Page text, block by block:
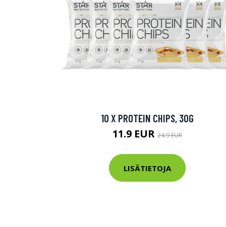
10 X PROTEIN CHIPS, 30G
11.9 EUR 24.9 EUR
LISÄTIETOJA